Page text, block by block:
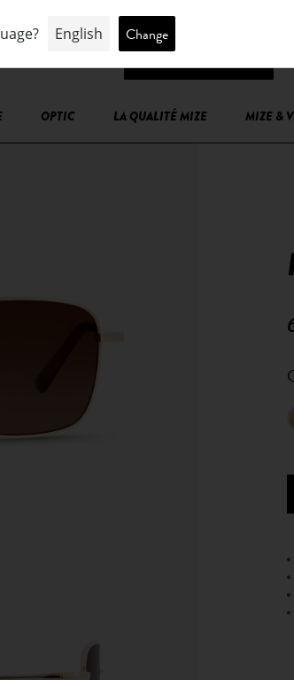
OPTIC LA QUALITÉ MIZE MIZE &